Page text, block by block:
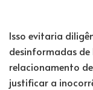
Isso evitaria
desinformadas de
relacionamento
justificar a